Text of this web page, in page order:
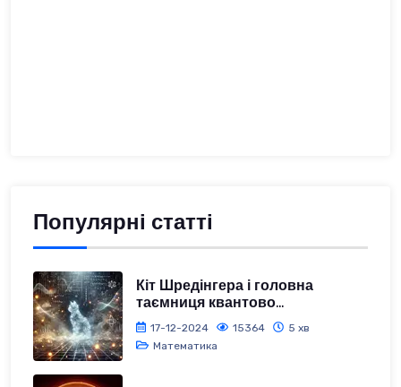
Популярні статті
Кіт Шредінгера і головна
таємниця квантово...
17-12-2024 15364
5 хв
Математика